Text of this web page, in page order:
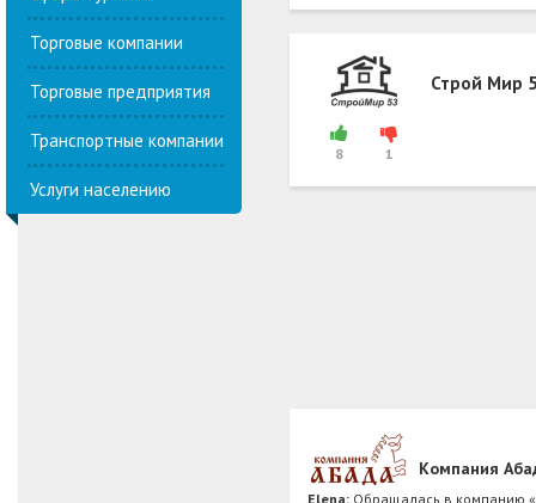
Торговые компании
Торговые предприятия
Транспортные компании
Услуги населению
8 1
Строй Мир
Компания
Elena: Обращалась в компанию